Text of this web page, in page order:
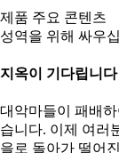
제품 주요 콘텐츠
성역을 위해 싸우
지옥이 기다립니다
대악마들이 패배
습니다. 이제 여러
을로 돌아가 떨어